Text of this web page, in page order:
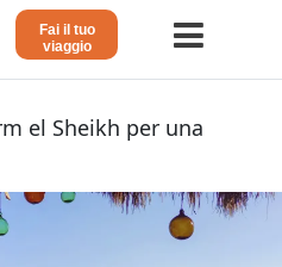
Fai il tuo
viaggio
el Sheikh per una